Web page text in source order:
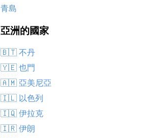
青島
亞洲的國家
🇧🇹 不丹
🇾🇪 也門
🇦🇲 亞美尼亞
🇮🇱 以色列
🇮🇶 伊拉克
🇮🇷 伊朗